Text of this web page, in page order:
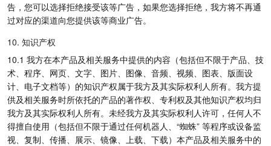
告，您可以选择拒绝接受该等广告，如果您选择拒绝，我方将不再通
过对应的渠道向您提供该等商业广告。
10. 知识产权
10.1 我方在本产品及相关服务中提供的内容（包括但不限于产品、技
术、程序、网页、文字、图片、图像、音频、视频、图表、版面设
计、电子文档等）的知识产权属于我方及其实际权利人所有。我方提
供及相关服务时所依托的产品的著作权、专利权及其他知识产权均归
我方及其实际权利人所有。未经我方及其实际权利人许可，任何人不
得擅自使用（包括但不限于通过任何机器人、“蜘蛛” 等程序或设备监
视、复制、传播、展示、镜像、上载、下载）本产品及相关服务中的